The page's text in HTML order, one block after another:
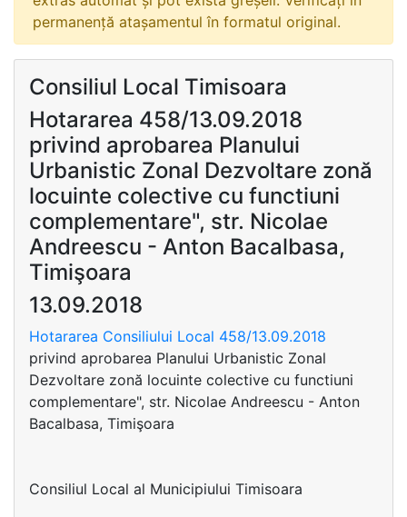
permanență atașamentul în formatul original.
Consiliul Local Timisoara
Hotararea 458/13.09.2018
privind aprobarea Planului
Urbanistic Zonal Dezvoltare zonă
locuinte colective cu functiuni
complementare", str. Nicolae
Andreescu - Anton Bacalbasa,
Timişoara
13.09.2018
Hotararea Consiliului Local 458/13.09.2018
privind aprobarea Planului Urbanistic Zonal
Dezvoltare zonă locuinte colective cu functiuni
complementare", str. Nicolae Andreescu - Anton
Bacalbasa, Timişoara
Consiliul Local al Municipiului Timisoara